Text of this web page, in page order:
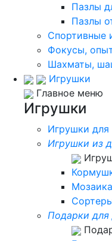
Пазлы
Пазлы
Спортивные
Фокусы,
Шахматы,
Игрушки
Главное меню
Игрушки
Игрушки
Игрушки из
Подарки для